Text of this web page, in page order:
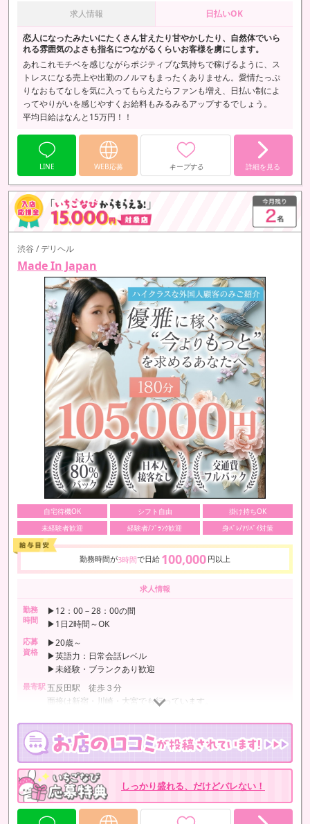
求人情報 日払いOK
恋人になったみたいにたくさん甘えたり甘やかしたり、自然体でいら
れる雰囲気のよさも指名につながるくらいお客様を虜にします。
あれこれモチベを感じながらポジティブな気持ちで稼げるように、ス
トレスになる売上や出勤のノルマもまったくありません。愛情たっぷ
りなおもてなしを気に入ってもらえたらファンも増え、日払い制によ
ってやりがいを感じやすくお給料もみるみるアップするでしょう。
平均日給はなんと15万円！！
LINE WEB応募 キープする 詳細を見る
渋谷 / デリヘル
Made In Japan
自宅待機OK シフト自由
掛け持ちOK
未経験者歓迎
経験者/ﾌﾞﾗﾝｸ歓迎 身ﾊﾞﾚ/ｱﾘﾊﾞｲ対策
勤務時間が3時間で日給 100,000 円以上
求人情報
勤務
時間
▶12：00－28：00の間
▶1日2時間～OK
応募
資格
▶20歳～
▶英語力：日常会話レベル
▶未経験・ブランクあり歓迎
最寄駅 五反田駅 徒歩３分
面接は新宿・川崎・大宮でも行っています。
しっかり盛れる、だけどバレない！